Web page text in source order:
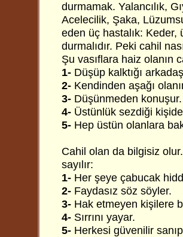
durmamak. Yalancılık,
Acelecilik, Şaka,
eden üç hastalık:
durmalıdır. Peki cahil
Şu vasıflara haiz olanın
1- Düşüp kalktığı
2- Kendinden aşağı
3- Düşünmeden konuşur.
4- Üstünlük sezdiği
5- Hep üstün olanlara
Cahil olan da bilgisiz
sayılır:
1- Her şeye çabucak
2- Faydasız söz söyler.
3- Hak etmeyen kişilere
4- Sırrını yayar.
5- Herkesi güvenilir